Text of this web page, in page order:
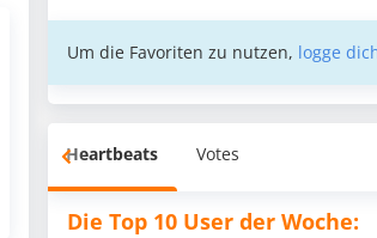
Um die Favoriten zu nutzen, logge
Heartbeats Votes
Die Top 10 User der Woche: